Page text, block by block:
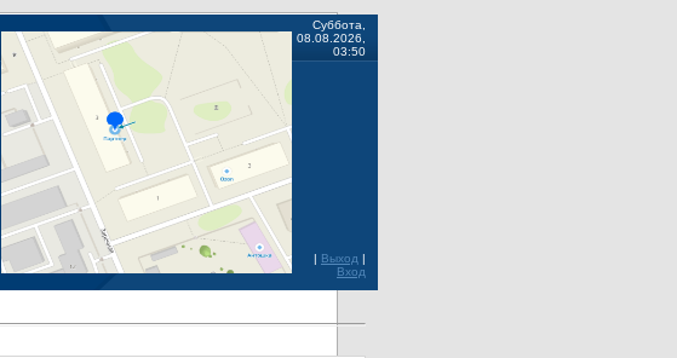
Суббота,
08.08.2026,
03:50
| Выход |
Вход